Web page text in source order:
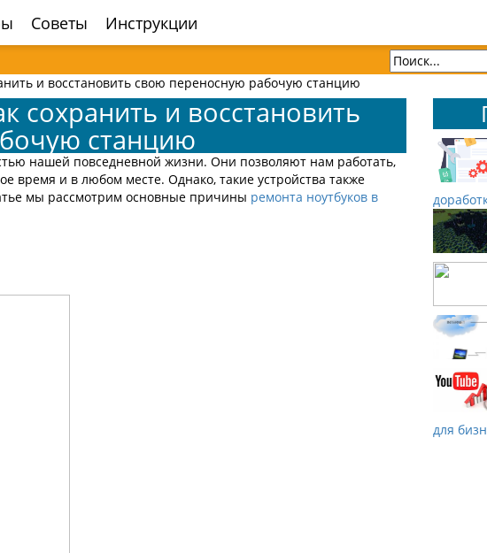
Советы Инструкции
и восстановить свою переносную рабочую станцию
сохранить и восстановить
станцию
нашей повседневной жизни. Они позволяют нам работать,
время и в любом месте. Однако, такие устройства также
мы рассмотрим основные причины ремонта ноутбуков в
для